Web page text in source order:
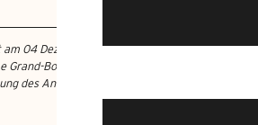
04 Dezember 2024 Um 14:34
Grand-Bornand Tourisme
des Angebots :